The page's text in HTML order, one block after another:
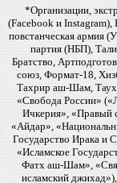
*Организации,
(Facebook и Instagram),
повстанческая армия
партия (НБП),
Братство,
союз, Формат-18,
Тахрир аш-Шам,
«Свобода России»
Ичкерия», «Правый
«Айдар»,
Государство Ирака и
«Исламское
Фатх аш-Шам»,
исламский